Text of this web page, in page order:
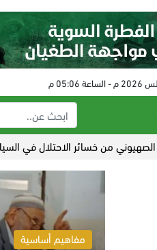
الاحتلال في السياسة الأمريكية
مفاهيم أساسية